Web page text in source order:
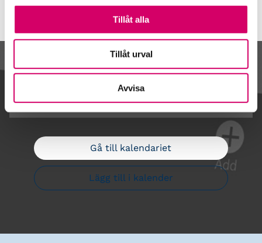
Tillåt alla
Tillåt urval
Avvisa
Kalendarium
Gå till kalendariet
Lägg till i kalender